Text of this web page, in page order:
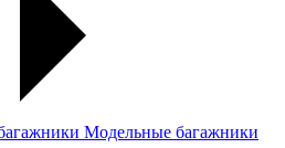
Модельные багажники